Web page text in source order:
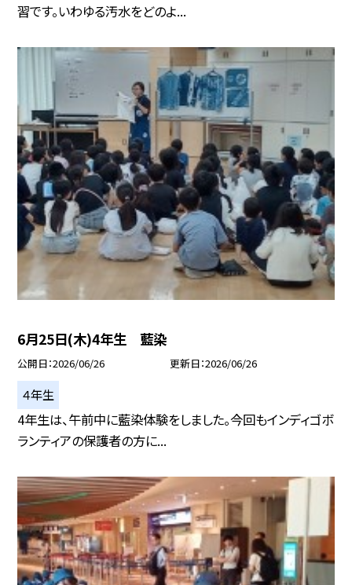
習です。いわゆる汚水をどのよ...
6月25日(木)4年生 藍染
公開日 2026/06/26 更新日 2026/06/26
４年生
4年生は、午前中に藍染体験をしました。今回もインディゴボ
ランティアの保護者の方に...